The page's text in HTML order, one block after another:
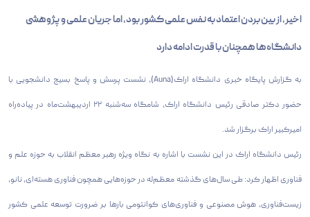
اخیر، از بین بردن اعتماد به نفس علمی کشور بود، اما جریان علمی و پژوهشی
دانشگاه‌ها همچنان با قدرت ادامه دارد
به گزارش پایگاه خبری دانشگاه اراک(Auna)، نشست پرسش و پاسخ بسیج دانشجویی با
حضور دکتر صادقی رئیس دانشگاه اراک، شامگاه سه‌شنبه ۲۲ اردیبهشت‌ماه در پیاده‌راه
امیرکبیر اراک برگزار شد.
رئیس دانشگاه اراک در این نشست با اشاره به نگاه ویژه رهبر معظم انقلاب به حوزه علم و
فناوری اظهار کرد: طی سال‌های گذشته معظم‌له در حوزه‌هایی همچون فناوری هسته‌ای، نانو،
زیست‌فناوری، هوش مصنوعی و فناوری‌های کوانتومی بارها بر ضرورت توسعه علمی کشور